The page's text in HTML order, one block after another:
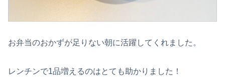
お弁当のおかずが足りない朝に活躍してくれました。
レンチンで1品増えるのはとても助かりました！